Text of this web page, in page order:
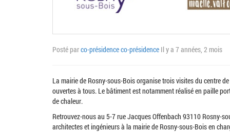
Posté parco-présidence co-présidence Il y a 7 années, 2 mois
La mairie de Rosny-sous-Bois organise trois visites du centre
ouvertes à tous. Le bâtiment est notamment réalisé en paille
de chaleur.
Retrouvez-nous au 5-7 rue Jacques Offenbach 93110 Rosny-
architectes et ingénieurs à la mairie de Rosny-sous-Bois en